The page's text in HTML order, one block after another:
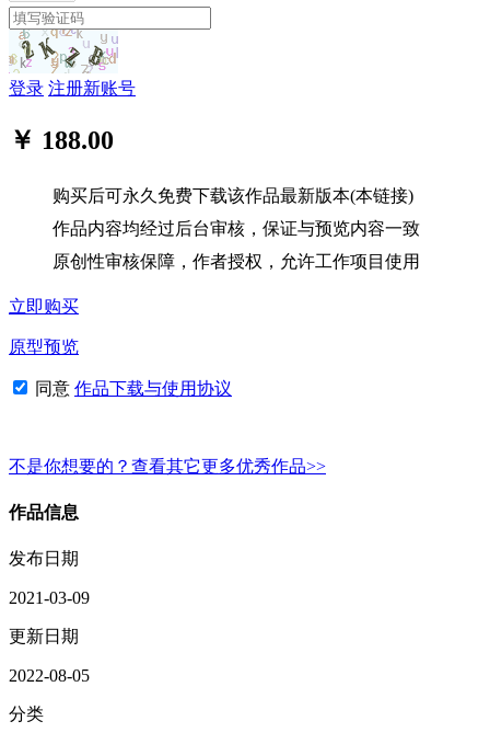
登录 注册新账号
￥ 188.00
购买后可永久免费下载该作品最新版本(本链接)
作品内容均经过后台审核，保证与预览内容一致
原创性审核保障，作者授权，允许工作项目使用
立即购买
原型预览
同意 作品下载与使用协议
不是你想要的？查看其它更多优秀作品>>
作品信息
发布日期
2021-03-09
更新日期
2022-08-05
分类